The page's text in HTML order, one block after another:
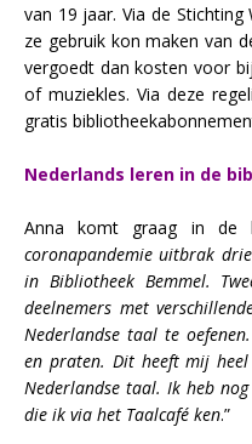
van 19 jaar. Via de
ze gebruik kon maken van
vergoedt dan kosten voor
of muziekles. Via deze
gratis
Nederlands leren in de
Anna komt graag in de
coronapandemie uitbrak
in Bibliotheek Bemmel.
deelnemers met
Nederlandse taal te
en praten. Dit heeft mij
Nederlandse taal. Ik heb
die ik via het Taalcafé ken.”